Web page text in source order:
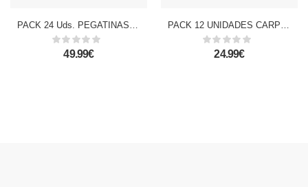
PACK 24 Uds. PEGATINAS STICKERS RELIEVE DISEÑO ANIMALES FELICES
49.99€
PACK 12 UNIDADES CARPETA SOBRE CIERRE BOTÓN A5 TURQUESA
24.99€